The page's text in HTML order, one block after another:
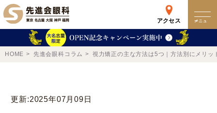
アクセス メニュー
クリニック
HOME 先進会眼科コラム 視力矯正の主な方法は5つ｜方法別にメリッ
更新:2025年07月09日